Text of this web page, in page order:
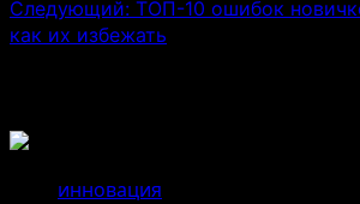
Следующий: ТОП-10 ошибок
как их избежать
инновация